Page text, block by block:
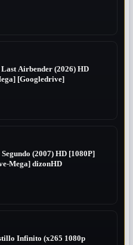
Airbender (2026) HD
[Googledrive]
(2007) ​HD [1080P]
Mega] dizonHD
Infinito (x265 1080p